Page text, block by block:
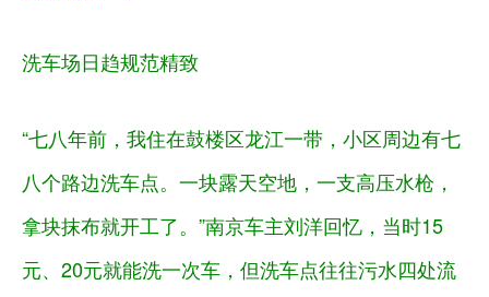
洗车场日趋规范精致
“七八年前，我住在鼓楼区龙江一带，小区周边有七
八个路边洗车点。一块露天空地，一支高压水枪，
拿块抹布就开工了。”南京车主刘洋回忆，当时15
元、20元就能洗一次车，但洗车点往往污水四处流